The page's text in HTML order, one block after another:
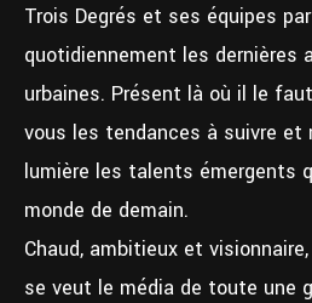
Trois Degrés et ses équipes
quotidiennement les
urbaines. Présent là où il le
vous les tendances à suivre et
lumière les talents émergents
monde de demain.
Chaud, ambitieux et
se veut le média de toute une